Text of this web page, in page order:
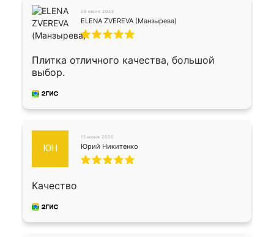
26 июня 2025
ELENA ZVEREVA (Манзырева)
Плитка отличного качества, большой
выбор.
ЮН
15 июня 2025
Юрий Никитенко
Качество